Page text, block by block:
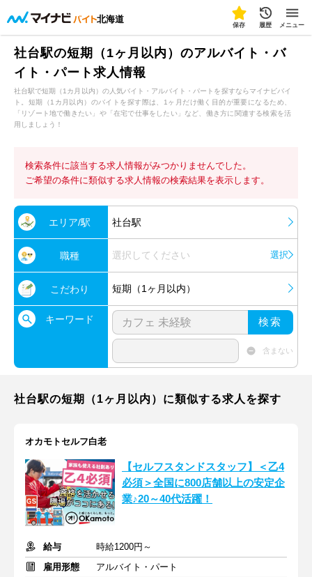
北海道
保存 履歴 メニュー
社台駅の短期（1ヶ月以内）のアルバイト・バ
イト・パート求人情報
社台駅で短期（1カ月以内）の人気バイト・アルバイト・パートを探すならマイナビバイ
ト。短期（1カ月以内）のバイトを探す際は、1ヶ月だけ働く目的が重要になるため、
「リゾート地で働きたい」や「在宅で仕事をしたい」など、働き方に関連する検索を活
用しましょう！
検索条件に該当する求人情報がみつかりませんでした。
ご希望の条件に類似する求人情報の検索結果を表示します。
エリア/駅 社台駅
職種 選択してください 選択
こだわり 短期（1ヶ月以内）
キーワード 検索
含まない
社台駅の短期（1ヶ月以内）に類似する求人を探す
オカモトセルフ白老
【セルフスタンドスタッフ】＜乙4
必須＞全国に800店舗以上の安定企
業♪20～40代活躍！
給与
時給1200円～
雇用形態
アルバイト・パート